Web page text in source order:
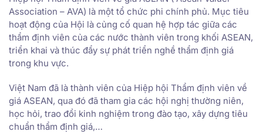
Association – AVA) là một tổ chức phi chính phủ. Mục tiêu
hoạt động của Hội là củng cố quan hệ hợp tác giữa các
thẩm định viên của các nước thành viên trong khối ASEAN,
triển khai và thúc đẩy sự phát triển nghề thẩm định giá
trong khu vực.
Việt Nam đã là thành viên của Hiệp hội Thẩm định viên về
giá ASEAN, qua đó đã tham gia các hội nghị thường niên,
học hỏi, trao đổi kinh nghiệm trong đào tạo, xây dựng tiêu
chuẩn thẩm định giá,…